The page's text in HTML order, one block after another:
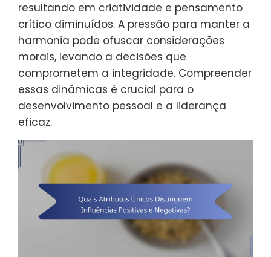
resultando em criatividade e pensamento
crítico diminuídos. A pressão para manter a
harmonia pode ofuscar considerações
morais, levando a decisões que
comprometem a integridade. Compreender
essas dinâmicas é crucial para o
desenvolvimento pessoal e a liderança
eficaz.